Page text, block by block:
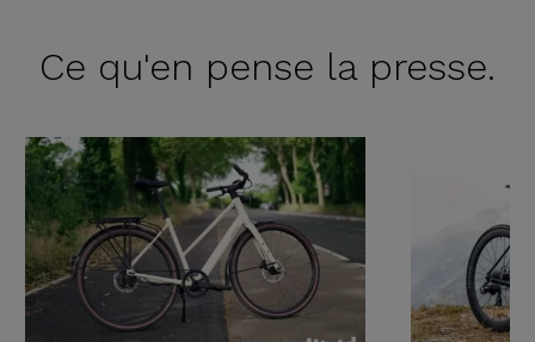
Ce qu'en pense la presse.